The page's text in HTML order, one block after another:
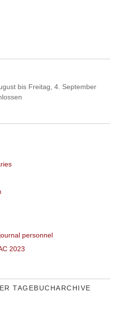
bis Freitag, 4. September
personnel
2023
TAGEBUCHARCHIVE